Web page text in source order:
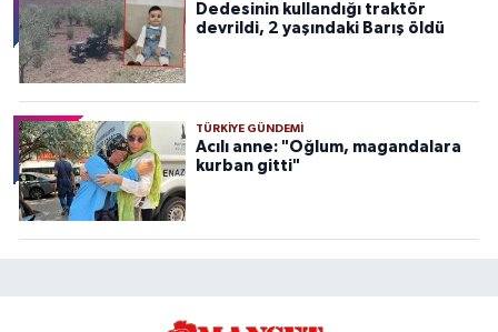
Dedesinin kullandığı traktör
devrildi, 2 yaşındaki Barış öldü
TÜRKIYE GÜNDEMI
Acılı anne: "Oğlum, magandalara
kurban gitti"